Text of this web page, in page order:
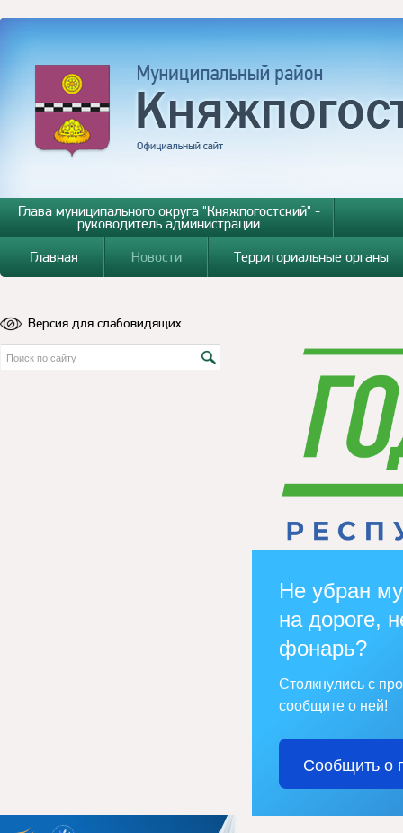
Глава муниципального округа "Княжпогостский" -
руководитель администрации
Главная
Новости Территориальные органы
Версия для слабовидящих
Не убран
на дороге,
фонарь?
Столкнулись с
сообщите о ней!
Сообщить о